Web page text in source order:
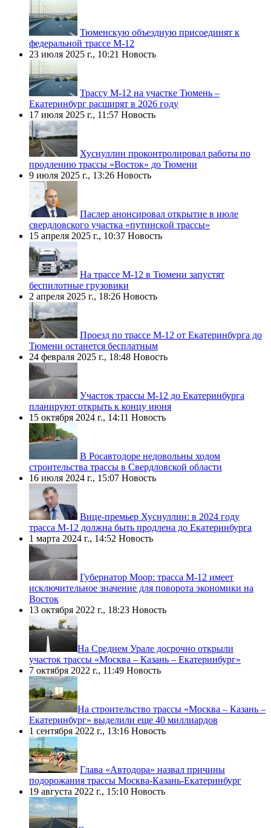
Тюменскую объездную присоединят к
федеральной трассе М-12
23 июля 2025 г., 10:21 Новость
Трассу М-12 на участке Тюмень –
Екатеринбург расширят в 2026 году
17 июля 2025 г., 11:57 Новость
Хуснуллин проконтролировал работы по
продлению трассы «Восток» до Тюмени
9 июля 2025 г., 13:26 Новость
Паслер анонсировал открытие в июле
свердловского участка «путинской трассы»
15 апреля 2025 г., 10:37 Новость
На трассе М-12 в Тюмени запустят
беспилотные грузовики
2 апреля 2025 г., 18:26 Новость
Проезд по трассе М-12 от Екатеринбурга до
Тюмени останется бесплатным
24 февраля 2025 г., 18:48 Новость
Участок трассы М-12 до Екатеринбурга
планируют открыть к концу июня
15 октября 2024 г., 14:11 Новость
В Росавтодоре недовольны ходом
строительства трассы в Свердловской области
16 июля 2024 г., 15:07 Новость
Вице-премьер Хуснуллин: в 2024 году
трасса М-12 должна быть продлена до Екатеринбурга
1 марта 2024 г., 14:52 Новость
Губернатор Моор: трасса М-12 имеет
исключительное значение для поворота экономики на
Восток
13 октября 2022 г., 18:23 Новость
​На Среднем Урале досрочно открыли
участок трассы «Москва – Казань – Екатеринбург»
7 октября 2022 г., 11:49 Новость
​На строительство трассы «Москва – Казань –
Екатеринбург» выделили еще 40 миллиардов
1 сентября 2022 г., 13:16 Новость
Глава «Автодора» назвал причины
подорожания трассы Москва-Казань-Екатеринбург
19 августа 2022 г., 15:10 Новость